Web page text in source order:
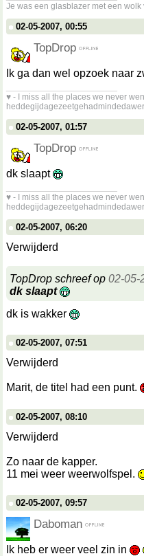
Je was een glasblazer met een
02-05-2007, 00:55
TopDrop
Ik ga dan wel opzoek naar
♥ - I miss all the places we never
02-05-2007, 01:57
TopDrop
dk slaapt
♥ - I miss all the places we never
02-05-2007, 06:20
Verwijderd
TopDrop schreef op 02-05-
dk slaapt
dk is wakker
02-05-2007, 07:51
Verwijderd
Marit, de titel had een punt.
02-05-2007, 08:10
Verwijderd
Zo naar de kapper.
11 mei weer weerwolfspel.
02-05-2007, 09:57
Daboman
Ik heb er weer veel zin in